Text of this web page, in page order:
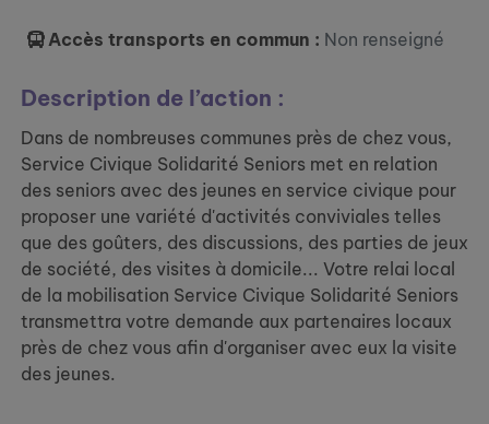
Accès transports en commun : Non renseigné
Description de l’action :
Dans de nombreuses communes près de chez vous,
Service Civique Solidarité Seniors met en relation
des seniors avec des jeunes en service civique pour
proposer une variété d'activités conviviales telles
que des goûters, des discussions, des parties de jeux
de société, des visites à domicile... Votre relai local
de la mobilisation Service Civique Solidarité Seniors
transmettra votre demande aux partenaires locaux
près de chez vous afin d'organiser avec eux la visite
des jeunes.